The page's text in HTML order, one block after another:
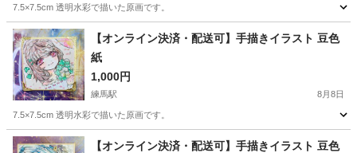
7.5×7.5cm 透明水彩で描いた原画です。
東京 練馬区 練馬駅 その他 透明水彩
【オンライン決済・配送可】手描きイラスト 豆色
紙
1,000円
練馬駅 8月8日
7.5×7.5cm 透明水彩で描いた原画です。
東京 練馬区 練馬駅 その他 透明水彩
【オンライン決済・配送可】手描きイラスト 豆色